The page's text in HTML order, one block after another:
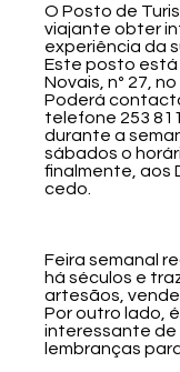
O Posto de
viajante obter
experiência da
Este posto está
Novais, nº 27,
Poderá
telefone 253
durante a
sábados o
finalmente, aos
cedo.
Feira semanal
há séculos e
artesãos,
Por outro lado,
interessante de
lembranças